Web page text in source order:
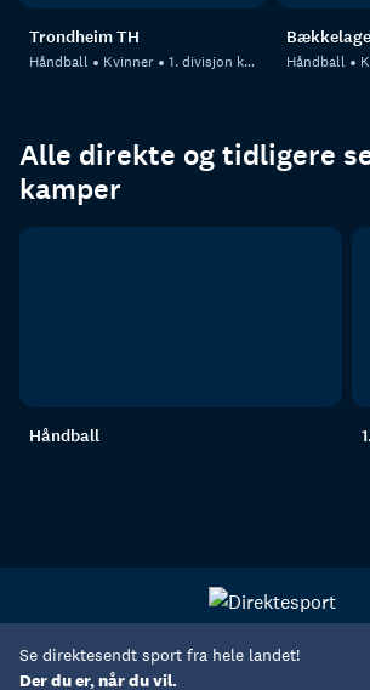
Se direktesendt sport fra hele landet!
Der du er, når du vil.
Trondheim TH
Håndball Kvinner 1. divisjon kvalifisering kvinner - 1 Håndball
Alle direkte og tidligere
kamper
Håndball
Personvern